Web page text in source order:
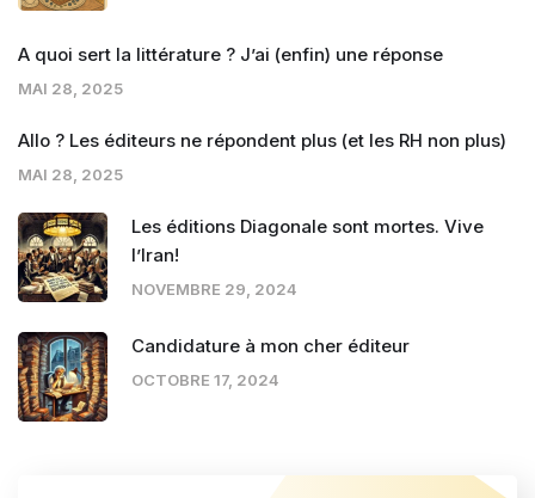
A quoi sert la littérature ? J’ai (enfin) une réponse
MAI 28, 2025
Allo ? Les éditeurs ne répondent plus (et les RH non plus)
MAI 28, 2025
Les éditions Diagonale sont mortes. Vive
l’Iran!
NOVEMBRE 29, 2024
Candidature à mon cher éditeur
OCTOBRE 17, 2024